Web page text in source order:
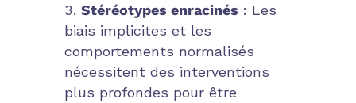
Stéréotypes enracinés : Les
biais implicites et les
comportements normalisés
nécessitent des interventions
plus profondes pour être